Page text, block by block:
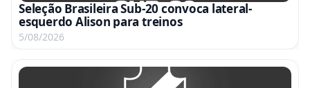
Seleção Brasileira Sub-20 convoca lateral-
esquerdo Alison para treinos
5/08/2026